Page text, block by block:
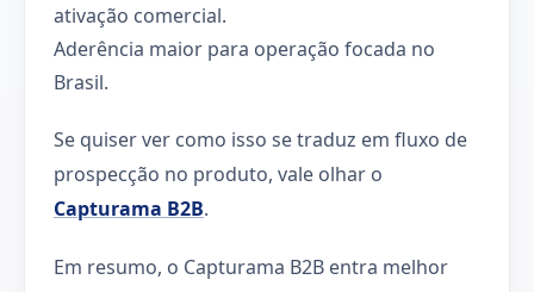
ativação comercial.
Aderência maior para operação focada no
Brasil.
Se quiser ver como isso se traduz em fluxo de
prospecção no produto, vale olhar o
Capturama B2B.
Em resumo, o Capturama B2B entra melhor